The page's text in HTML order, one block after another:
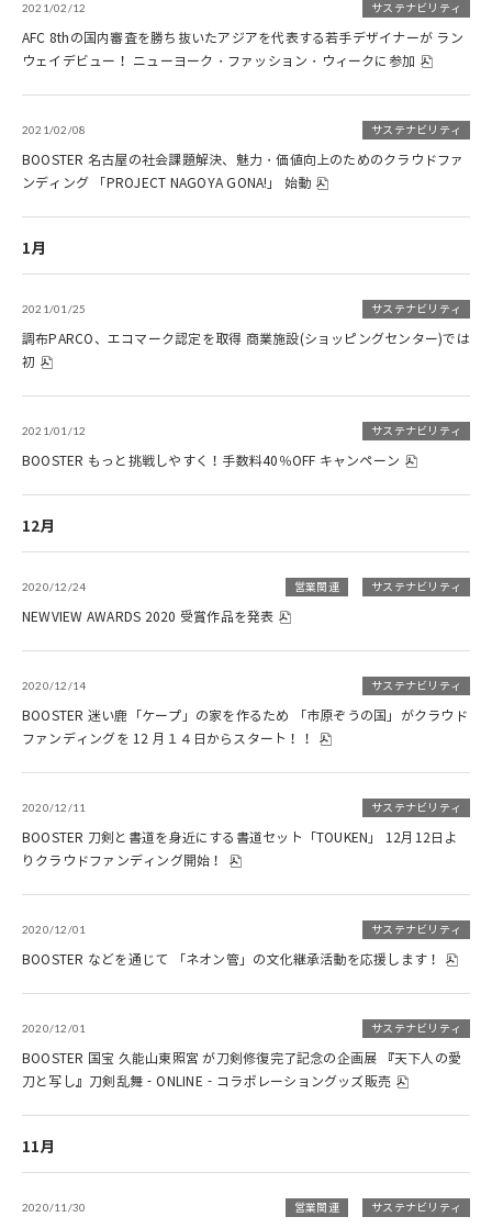
2021/02/12 サステナビリティ
AFC 8thの国内審査を勝ち抜いたアジアを代表する若手デザイナーが ラン
ウェイデビュー！ ニューヨーク・ファッション・ウィークに参加
2021/02/08 サステナビリティ
BOOSTER 名古屋の社会課題解決、魅力・価値向上のためのクラウドファ
ンディング 「PROJECT NAGOYA GONA!」 始動
1月
2021/01/25 サステナビリティ
調布PARCO、エコマーク認定を取得 商業施設(ショッピングセンター)では
初
2021/01/12 サステナビリティ
BOOSTER もっと挑戦しやすく！手数料40％OFF キャンペーン
12月
2020/12/24 営業関連 サステナビリティ
NEWVIEW AWARDS 2020 受賞作品を発表
2020/12/14 サステナビリティ
BOOSTER 迷い鹿「ケープ」の家を作るため 「市原ぞうの国」がクラウド
ファンディングを 12 月１４日からスタート！！
2020/12/11 サステナビリティ
BOOSTER 刀剣と書道を身近にする書道セット「TOUKEN」 12月12日よ
りクラウドファンディング開始！
2020/12/01 サステナビリティ
BOOSTER などを通じて 「ネオン管」の文化継承活動を応援します！
2020/12/01 サステナビリティ
BOOSTER 国宝 久能山東照宮 が刀剣修復完了記念の企画展 『天下人の愛
刀と写し』刀剣乱舞‐ONLINE‐コラボレーショングッズ販売
11月
2020/11/30 営業関連 サステナビリティ